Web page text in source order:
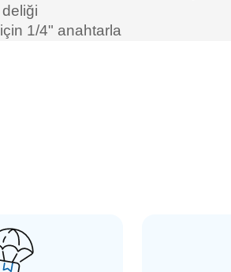
için 1/4" anahtarla